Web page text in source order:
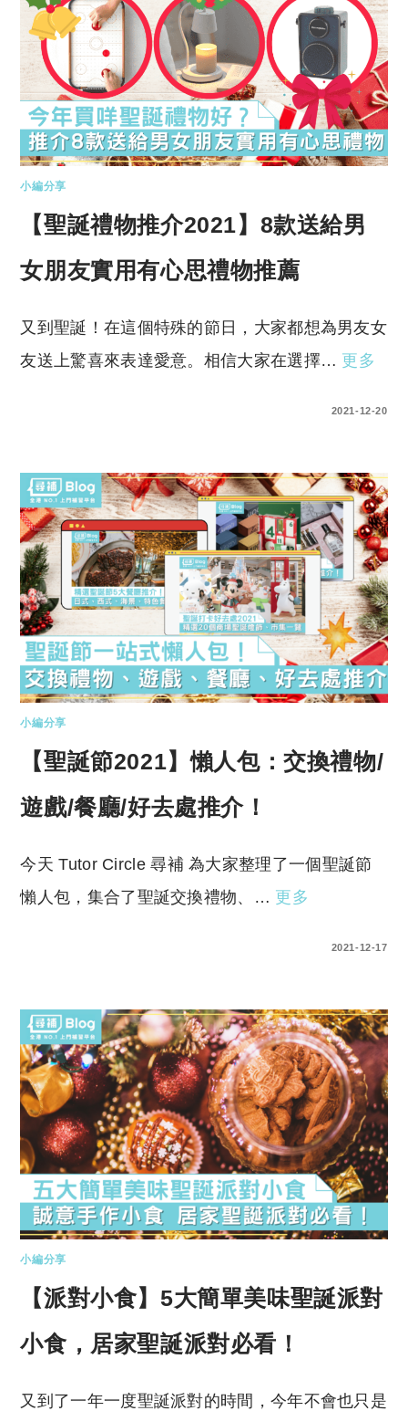
小編分享
【聖誕禮物推介2021】8款送給男
女朋友實用有心思禮物推薦
又到聖誕！在這個特殊的節日，大家都想為男友女
友送上驚喜來表達愛意。相信大家在選擇… 更多
2021-12-20
小編分享
【聖誕節2021】懶人包：交換禮物/
遊戲/餐廳/好去處推介！
今天 Tutor Circle 尋補 為大家整理了一個聖誕節
懶人包，集合了聖誕交換禮物、… 更多
2021-12-17
小編分享
【派對小食】5大簡單美味聖誕派對
小食，居家聖誕派對必看！
又到了一年一度聖誕派對的時間，今年不會也只是